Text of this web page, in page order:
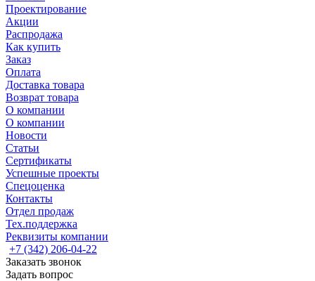
Проектирование
Акции
Распродажа
Как купить
Заказ
Оплата
Доставка товара
Возврат товара
О компании
О компании
Новости
Статьи
Сертификаты
Успешные проекты
Спецоценка
Контакты
Отдел продаж
Тех.поддержка
Реквизиты компании
+7 (342) 206-04-22
Заказать звонок
Задать вопрос